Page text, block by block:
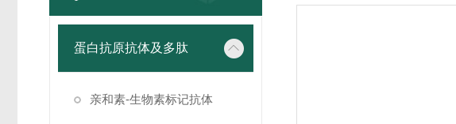
蛋白抗原抗体及多肽
亲和素-生物素标记抗体